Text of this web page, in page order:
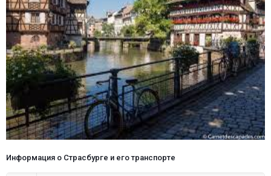
Информация о Страсбурге и его транспорте